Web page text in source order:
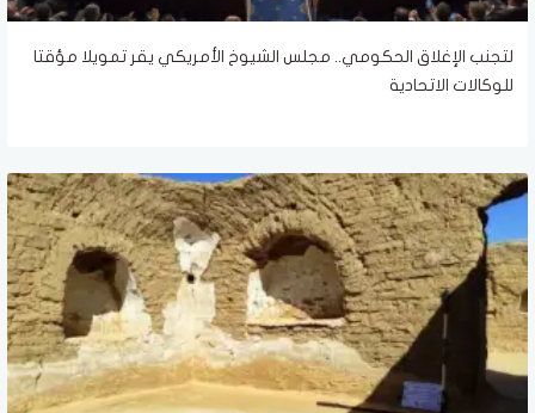
لتجنب الإغلاق الحكومي.. مجلس الشيوخ الأمريكي يقر تمويلا مؤقتا
للوكالات الاتحادية